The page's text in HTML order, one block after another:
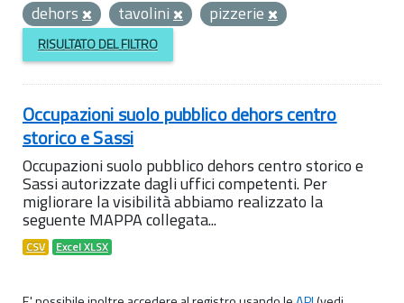
dehors
tavolini pizzerie
RISULTATO DEL FILTRO
Occupazioni suolo pubblico dehors centro
storico e Sassi
Occupazioni suolo pubblico dehors centro storico e
Sassi autorizzate dagli uffici competenti. Per
migliorare la visibilità abbiamo realizzato la
seguente MAPPA collegata...
CSV Excel XLSX